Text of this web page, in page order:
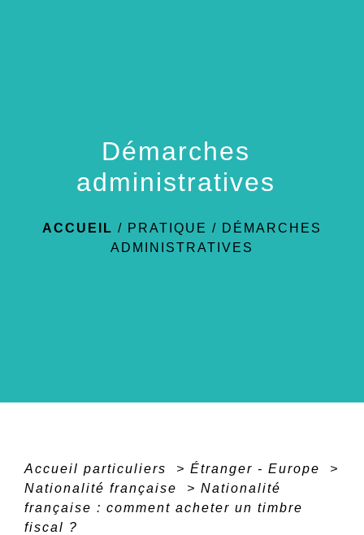
Démarches
administratives
ACCUEIL / PRATIQUE / DÉMARCHES
ADMINISTRATIVES
Accueil particuliers > Étranger - Europe
>
Nationalité française
> Nationalité
française : comment acheter un timbre
fiscal ?